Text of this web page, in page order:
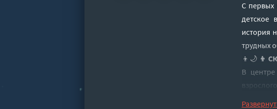
С первых
детское
история
трудных
👦🌙 👦
В